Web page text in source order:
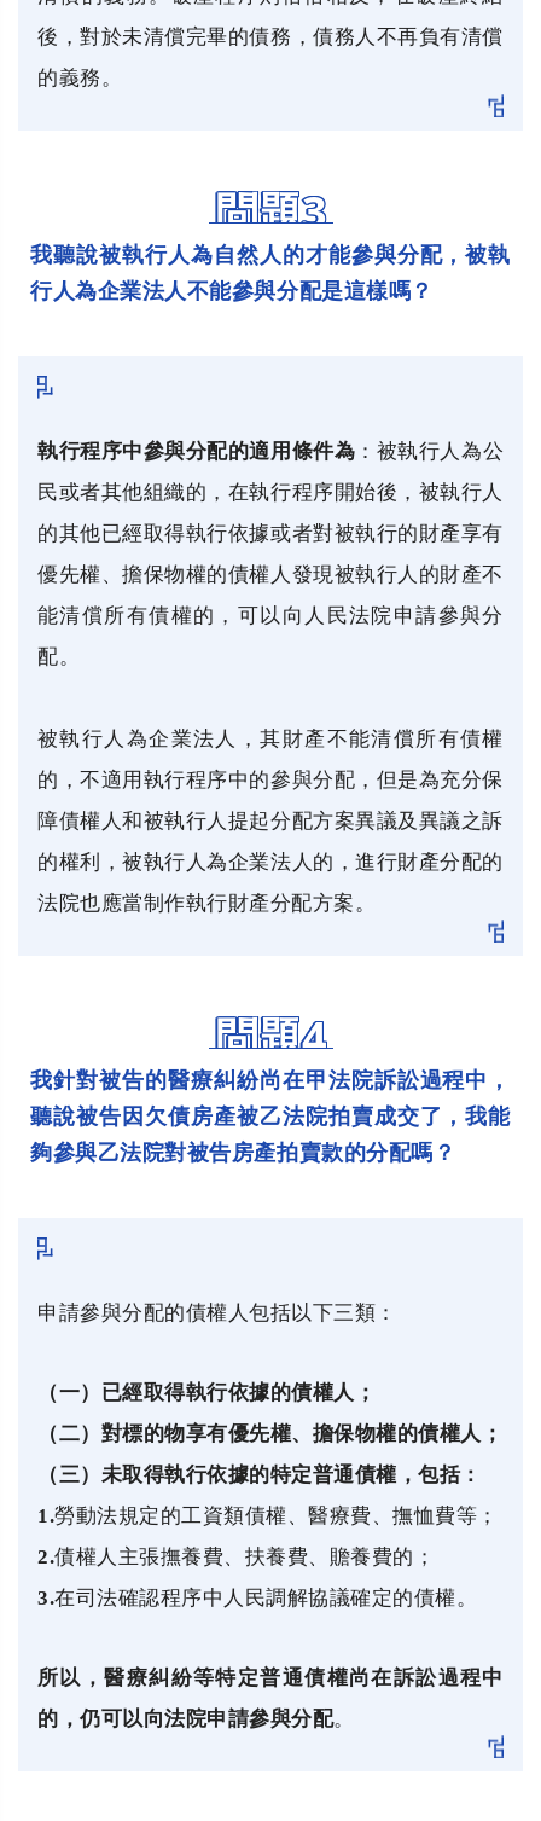
後，對於未清償完畢的債務，債務人不再負有清償
的義務。
問題3
我聽說被執行人為自然人的才能參與分配，被執
行人為企業法人不能參與分配是這樣嗎？
執行程序中參與分配的適用條件為 ：被執行人為公
民或者其他組織的，在執行程序開始後，被執行人
的其他已經取得執行依據或者對被執行的財產享有
優先權、擔保物權的債權人發現被執行人的財產不
能清償所有債權的，可以向人民法院申請參與分
配。
被執行人為企業法人，其財產不能清償所有債權
的，不適用執行程序中的參與分配，但是為充分保
障債權人和被執行人提起分配方案異議及異議之訴
的權利，被執行人為企業法人的，進行財產分配的
法院也應當制作執行財產分配方案。
問題4
我針對被告的醫療糾紛尚在甲法院訴訟過程中，
聽說被告因欠債房產被乙法院拍賣成交了，我能
夠參與乙法院對被告房產拍賣款的分配嗎？
申請參與分配的債權人包括以下三類：
（一）已經取得執行依據的債權人；
（二）對標的物享有優先權、擔保物權的債權人；
（三）未取得執行依據的特定普通債權，包括：
1.勞動法規定的工資類債權、醫療費、撫恤費等；
2.債權人主張撫養費、扶養費、贍養費的；
3.在司法確認程序中人民調解協議確定的債權。
所以，醫療糾紛等特定普通債權尚在訴訟過程中
的，仍可以向法院申請參與分配。